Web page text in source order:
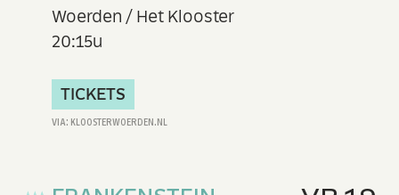
Woerden / Het Klooster
20:15u
TICKETS